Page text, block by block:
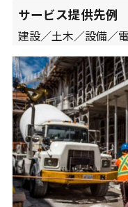
サービス提供先例
建設／土木／設備／